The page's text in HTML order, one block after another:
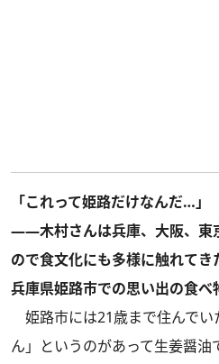
「これって姫路だけなんだ…」
――木村さんは兵庫、大阪、東
ので食文化にも多様に触れて
兵庫県姫路市での思い出の食べ
姫路市には21歳まで住んでい
ん」というのがあって生姜醤油